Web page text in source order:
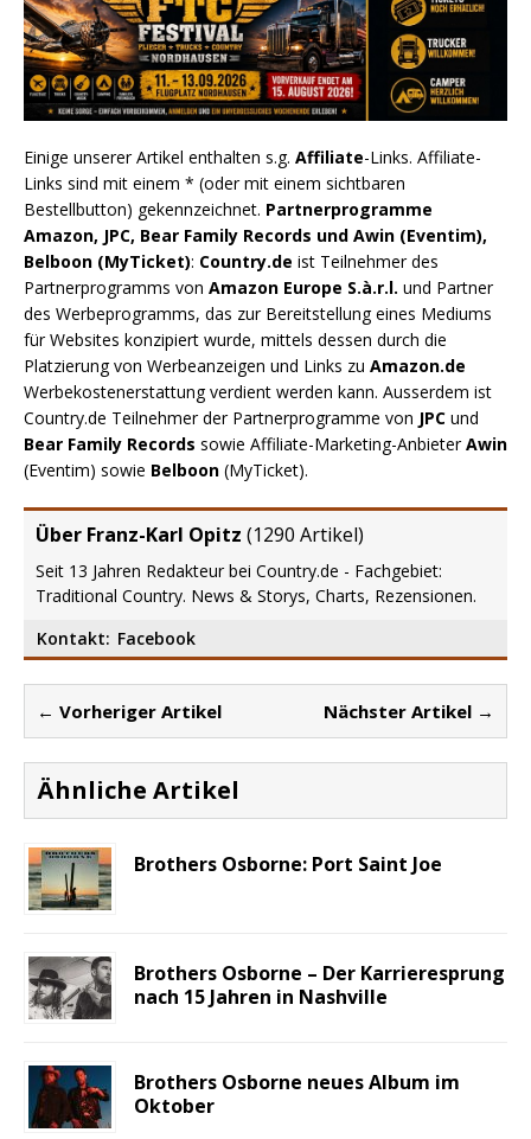
Einige unserer Artikel enthalten s.g. Affiliate-Links. Affiliate-
Links sind mit einem * (oder mit einem sichtbaren
Bestellbutton) gekennzeichnet. Partnerprogramme
Amazon, JPC, Bear Family Records und Awin (Eventim),
Belboon (MyTicket): Country.de ist Teilnehmer des
Partnerprogramms von Amazon Europe S.à.r.l. und Partner
des Werbeprogramms, das zur Bereitstellung eines Mediums
für Websites konzipiert wurde, mittels dessen durch die
Platzierung von Werbeanzeigen und Links zu Amazon.de
Werbekostenerstattung verdient werden kann. Ausserdem ist
Country.de Teilnehmer der Partnerprogramme von JPC und
Bear Family Records sowie Affiliate-Marketing-AnbieterAwin
(Eventim) sowie Belboon (MyTicket).
Über Franz-Karl Opitz (1290 Artikel)
Seit 13 Jahren Redakteur bei Country.de - Fachgebiet:
Traditional Country. News & Storys, Charts, Rezensionen.
Kontakt: Facebook
← Vorheriger Artikel Nächster Artikel →
Ähnliche Artikel
Brothers Osborne: Port Saint Joe
Brothers Osborne – Der Karrieresprung
nach 15 Jahren in Nashville
Brothers Osborne neues Album im
Oktober